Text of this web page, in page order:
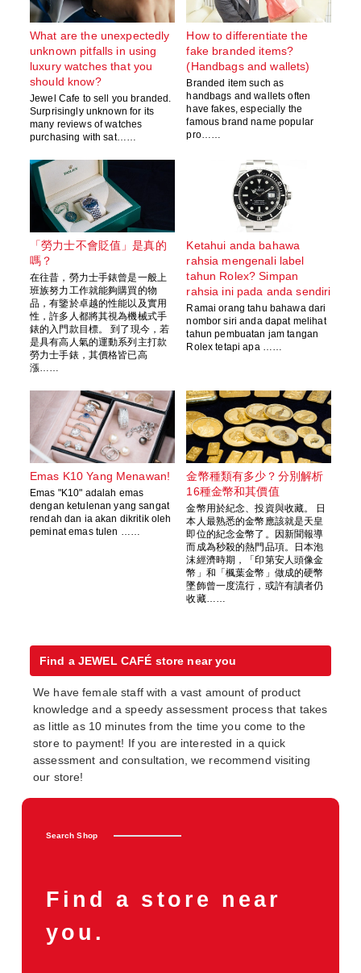
What are the unexpectedly
unknown pitfalls in using
luxury watches that you
should know?
Jewel Cafe to sell you branded.
Surprisingly unknown for its
many reviews of watches
purchasing with sat……
How to differentiate the
fake branded items?
(Handbags and wallets)
Branded item such as
handbags and wallets often
have fakes, especially the
famous brand name popular
pro……
「勞力士不會貶值」是真的
嗎？
在往昔，勞力士手錶曾是一般上
班族努力工作就能夠購買的物
品，有鑒於卓越的性能以及實用
性，許多人都將其視為機械式手
錶的入門款目標。 到了現今，若
是具有高人氣的運動系列主打款
勞力士手錶，其價格皆已高
漲……
Ketahui anda bahawa
rahsia mengenali label
tahun Rolex? Simpan
rahsia ini pada anda sendiri
Ramai orang tahu bahawa dari
nombor siri anda dapat melihat
tahun pembuatan jam tangan
Rolex tetapi apa ……
Emas K10 Yang Menawan!
Emas "K10" adalah emas
dengan ketulenan yang sangat
rendah dan ia akan dikritik oleh
peminat emas tulen ……
金幣種類有多少？分別解析
16種金幣和其價值
金幣用於紀念、投資與收藏。 日
本人最熟悉的金幣應該就是天皇
即位的紀念金幣了。因新聞報導
而成為秒殺的熱門品項。日本泡
沫經濟時期，「印第安人頭像金
幣」和「楓葉金幣」做成的硬幣
墜飾曾一度流行，或許有讀者仍
收藏……
Find a JEWEL CAFÉ store near you
We have female staff with a vast amount of product
knowledge and a speedy assessment process that takes
as little as 10 minutes from the time you come to the
store to payment! If you are interested in a quick
assessment and consultation, we recommend visiting
our store!
Search Shop
Find a store near
you.